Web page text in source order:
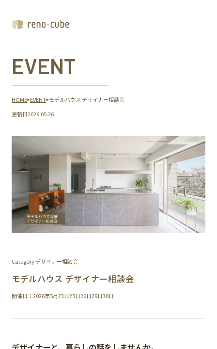
EVENT
HOME EVENT モデルハウス デザイナー相談会
更新日2026.05.26
Category デザイナー相談会
モデルハウス デザイナー相談会
開催日：2026年5月23日25日26日29日30日